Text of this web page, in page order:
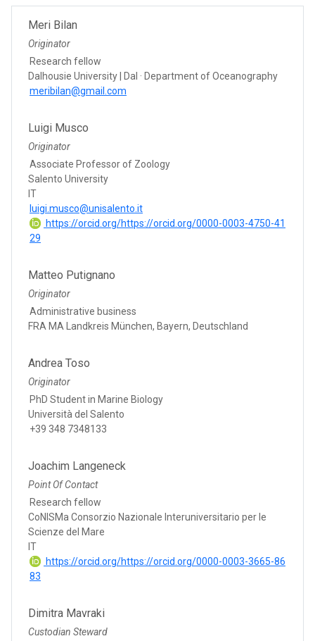
Meri Bilan
Originator
Research fellow
Dalhousie University | Dal · Department of Oceanography
meribilan@gmail.com
Luigi Musco
Originator
Associate Professor of Zoology
Salento University
IT
luigi.musco@unisalento.it
https://orcid.org/https://orcid.org/0000-0003-4750-41
29
Matteo Putignano
Originator
Administrative business
FRA MA Landkreis München, Bayern, Deutschland
Andrea Toso
Originator
PhD Student in Marine Biology
Università del Salento
+39 348 7348133
Joachim Langeneck
Point Of Contact
Research fellow
CoNISMa Consorzio Nazionale Interuniversitario per le
Scienze del Mare
IT
https://orcid.org/https://orcid.org/0000-0003-3665-86
83
Dimitra Mavraki
Custodian Steward